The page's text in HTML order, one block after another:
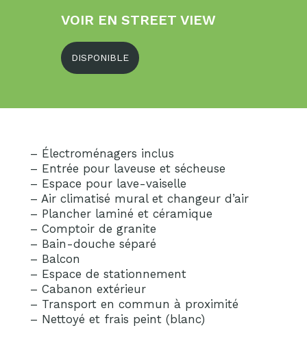
VOIR EN STREET VIEW
DISPONIBLE
– Électroménagers inclus
– Entrée pour laveuse et sécheuse
– Espace pour lave-vaiselle
– Air climatisé mural et changeur d’air
– Plancher laminé et céramique
– Comptoir de granite
– Bain-douche séparé
– Balcon
– Espace de stationnement
– Cabanon extérieur
– Transport en commun à proximité
– Nettoyé et frais peint (blanc)